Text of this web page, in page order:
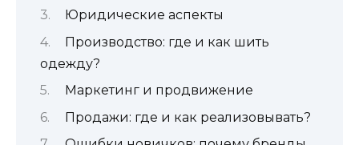
Юридические аспекты
Производство: где и как шить
одежду?
Маркетинг и продвижение
Продажи: где и как реализовывать?